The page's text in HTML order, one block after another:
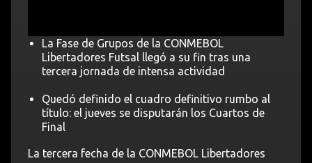
La Fase de Grupos de la CONMEBOL
Libertadores Futsal llegó a su fin tras una
tercera jornada de intensa actividad
Quedó definido el cuadro definitivo rumbo al
título: el jueves se disputarán los Cuartos de
Final
La tercera fecha de la CONMEBOL Libertadores